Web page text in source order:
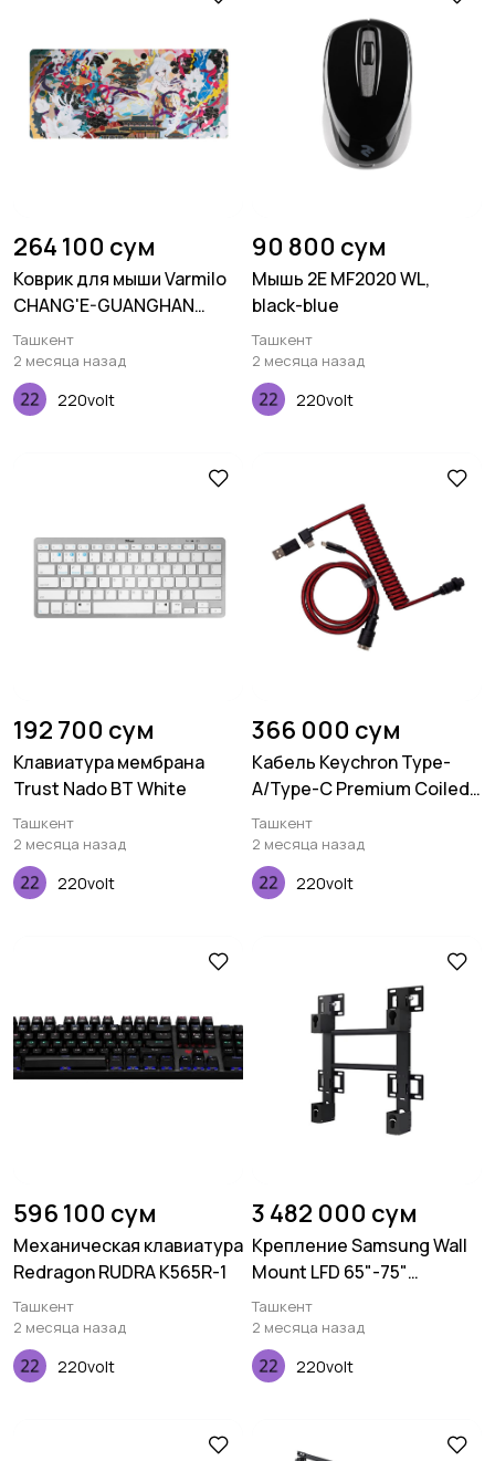
264 100 сум
Коврик для мыши Varmilo
CHANG'E-GUANGHAN
PALACE XL
(900х400х3мм), Зеленый
Ташкент
2 месяца назад
220volt
90 800 сум
Мышь 2E MF2020 WL,
black-blue
Ташкент
2 месяца назад
220volt
192 700 сум
Клавиатура мембрана
Trust Nado BT White
Ташкент
2 месяца назад
220volt
366 000 сум
Кабель Keychron Type-
A/Type-C Premium Coiled
Aviator, Cable-Angled, Red
Ташкент
2 месяца назад
220volt
596 100 сум
Механическая клавиатура
Redragon RUDRA K565R-1
Ташкент
2 месяца назад
220volt
3 482 000 сум
Крепление Samsung Wall
Mount LFD 65"-75"
WMN6575SE
Ташкент
2 месяца назад
220volt